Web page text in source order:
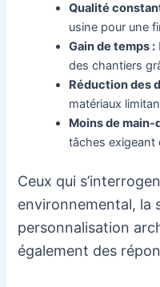
Qualité
usine pour une
Gain de temps :
des chantiers
Réduction des
matériaux
Moins de main-
tâches exigeant
Ceux qui
environnemental, la
personnalisation
également des